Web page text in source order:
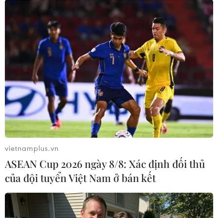
Theo dõi VietnamPlus
TIN LIÊN QUAN
vietnamplus.vn
ASEAN Cup 2026 ngày 8/8: Xác định đối thủ
của đội tuyển Việt Nam ở bán kết